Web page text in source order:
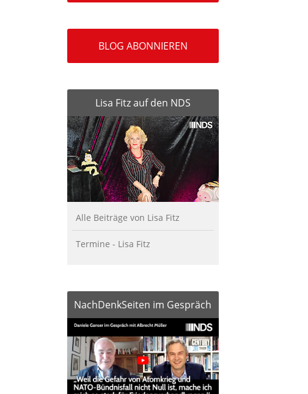
BLOG ABONNIEREN
Lisa Fitz auf den NDS
Alle Beiträge von Lisa Fitz
Termine - Lisa Fitz
NachDenkSeiten im Gespräch